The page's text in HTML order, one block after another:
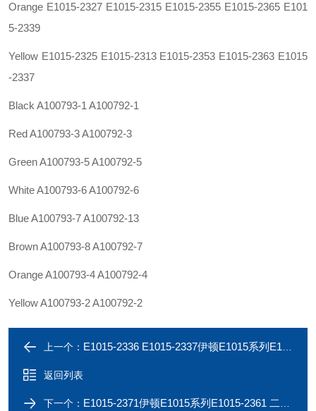
Orange E1015-2327 E1015-2315 E1015-2355 E1015-2365 E101
5-2339
Yellow E1015-2325 E1015-2313 E1015-2353 E1015-2363 E1015
-2337
Black A100793-1 A100792-1
Red A100793-3 A100792-3
Green A100793-5 A100792-5
White A100793-6 A100792-6
Blue A100793-7 A100792-13
Brown A100793-8 A100792-7
Orange A100793-4 A100792-4
Yellow A100793-2 A100792-2
上一个： E1015-2336 E1015-2337伊顿E1015系列E1015-2368 E1015-2369二通连接器
返回列表
下一个： E1015-2371伊顿E1015系列E1015-2361 二通连接器